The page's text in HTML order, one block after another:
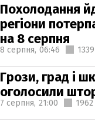
Похолодання
регіони
на 8 серпня
8 серпня, 06:46 1339
Грози, град і
оголосили
7 серпня, 21:00 1962